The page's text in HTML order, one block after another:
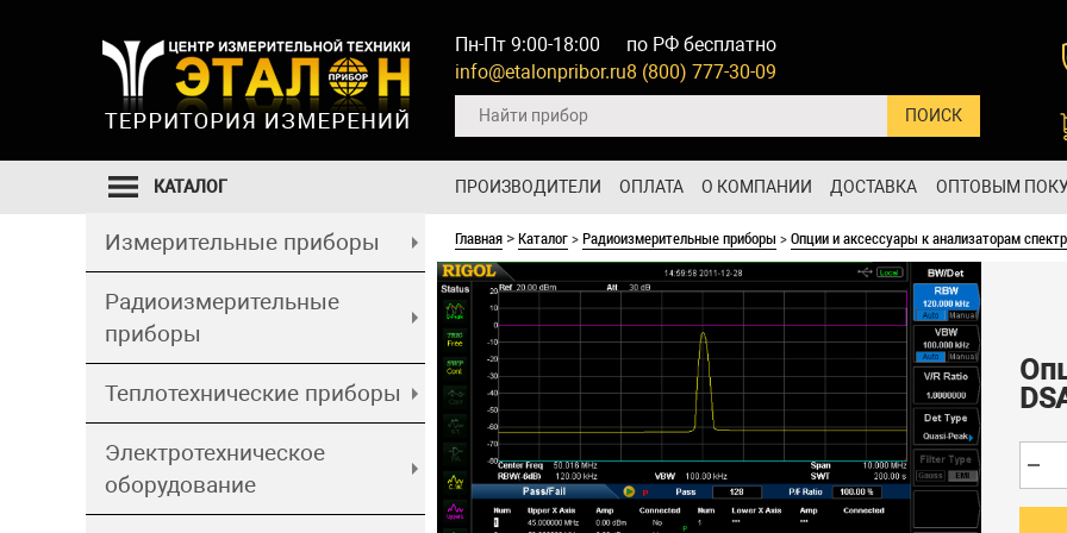
Пн-Пт 9:00-18:00
info@etalonpribor.ru
по РФ бесплатно
8 (800) 777-30-09
ПРОИЗВОДИТЕЛИ ОПЛАТА О КОМПАНИИ ДОСТАВКА ОПТОВЫМ
КАТАЛОГ
Измерительные приборы
Радиоизмерительные
приборы
Теплотехнические приборы
Электротехническое
оборудование
Главная >Каталог>Радиоизмерительные приборы >Опции и аксессуары к анализаторам